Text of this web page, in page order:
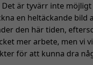
är tyvärr inte
en heltäckande bild
den här tiden,
mer arbete, men vi
för att kunna dra